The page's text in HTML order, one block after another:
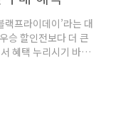
프라이데이’라는 대
승 할인전보다 더 큰
혜택 누리시기 바랍
단독 행사이니 꼭